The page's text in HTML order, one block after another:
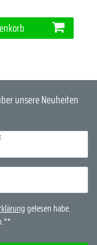
unsere Neuheiten
gelesen habe.